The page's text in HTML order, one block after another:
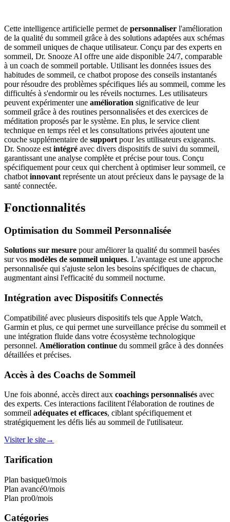
Cette intelligence artificielle permet de personnaliser l'amélioration
de la qualité du sommeil grâce à des solutions adaptées aux schémas
de sommeil uniques de chaque utilisateur. Conçu par des experts en
sommeil, Dr. Snooze AI offre une aide disponible 24/7, comparable
à un coach de sommeil portable. Utilisant les données issues des
habitudes de sommeil, ce chatbot propose des conseils instantanés
pour résoudre des problèmes spécifiques liés au sommeil, comme les
difficultés à s'endormir ou les réveils nocturnes. Les utilisateurs
peuvent expérimenter une amélioration significative de leur
sommeil grâce à des routines personnalisées et des exercices de
méditation proposés par le système. En plus, le service client
technique en temps réel et les consultations privées ajoutent une
couche supplémentaire de support pour les utilisateurs exigeants.
Dr. Snooze est intégré avec divers dispositifs de suivi du sommeil,
garantissant une analyse complète et précise pour tous. Conçu
spécifiquement pour ceux qui cherchent à optimiser leur sommeil, ce
chatbot innovant représente un atout précieux dans le paysage de la
santé connectée.
Fonctionnalités
Optimisation du Sommeil Personnalisée
Solutions sur mesure pour améliorer la qualité du sommeil basées
sur vos modèles de sommeil uniques. L'avantage est une approche
personnalisée qui s'ajuste selon les besoins spécifiques de chacun,
augmentant ainsi l'efficacité du sommeil nocturne.
Intégration avec Dispositifs Connectés
Compatibilité avec plusieurs dispositifs tels que Apple Watch,
Garmin et plus, ce qui permet une surveillance précise du sommeil et
une intégration fluide dans votre écosystème technologique
personnel. Amélioration continue du sommeil grâce à des données
détaillées et précises.
Accès à des Coachs de Sommeil
Une fois abonné, accès direct aux coachings personnalisés avec
des experts. Ces interactions facilitent l'élaboration de routines de
sommeil adéquates et efficaces, ciblant spécifiquement et
stratégiquement les défis liés au sommeil de l'utilisateur.
Visiter le site→
Tarification
Plan basique0/mois
Plan avancé0/mois
Plan pro0/mois
Catégories